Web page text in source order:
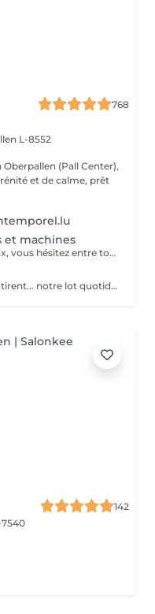
768
L-8552
(Pall Center),
et de calme, prêt
et machines
Vous désirez un soin adapté au mieux, vous hésitez entre toutes nos techniques, machines et protocoles divers. Nous avons donc mis en place ce moment privilégié avec une esthéticienne qui vous écoutera et répondra à vos attentes en vous conseillant au mieux. Les 25€ de la consultation vous seront déduits de votre soin si vous prenez rdv .
Douleurs dans la nuque, épaules qui tirent... notre lot quotidien à tous, ce massage aux huiles chaudes aromatiques détend et relaxe les muscles contractés. En complément de soin visage uniquement.
142